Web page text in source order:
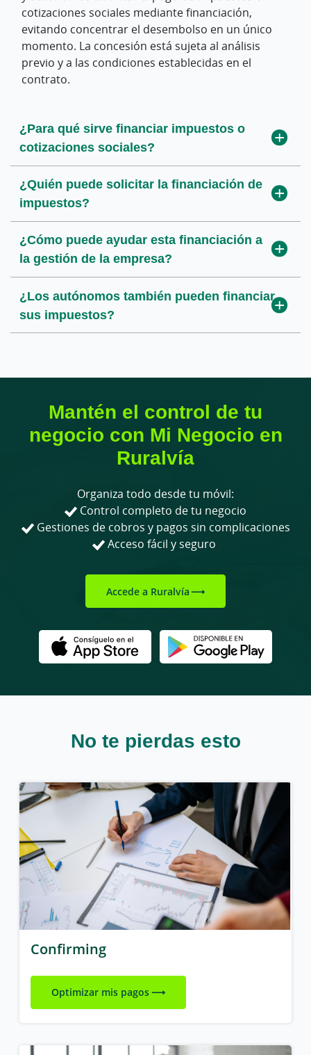
cotizaciones sociales mediante financiación,
evitando concentrar el desembolso en un único
momento. La concesión está sujeta al análisis
previo y a las condiciones establecidas en el
contrato.
¿Para qué sirve financiar impuestos o
cotizaciones sociales?
¿Quién puede solicitar la financiación de
impuestos?
¿Cómo puede ayudar esta financiación a
la gestión de la empresa?
¿Los autónomos también pueden financiar
sus impuestos?
el Impuesto de Sociedades o determinadas
retenciones de IRPF, entre otros pagos tributarios.
¿Se pueden financiar también los seguros
¿Se puede financiar el IVA trimestral?
¿Se puede financiar el pago del Impuesto
de Sociedades?
¿Se puede financiar solo una parte de los
impuestos a pagar?
solicitud y, si procede, te ofrecerá una propuesta
de financiación adaptada a tu situación.
¿Qué documentación se necesita para
¿Cuánto tarda la aprobación de la
solicitud?
¿Es lo mismo que aplazar el pago con
Hacienda?
¿Se puede combinar esta financiación con
otros productos financieros?
Mantén el control de tu
negocio con Mi Negocio en
Ruralvía
Organiza todo desde tu móvil:
Control completo de tu negocio
Gestiones de cobros y pagos sin complicaciones
Acceso fácil y seguro
Accede a Ruralvía
No te pierdas esto
Confirming
Optimizar mis pagos